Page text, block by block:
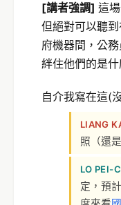
[講者強調] 這
但絕對可以聽
府機器間，公
絆住他們的是什
自介我寫在這(
LIANG
照（還
LO PEI-
定，預